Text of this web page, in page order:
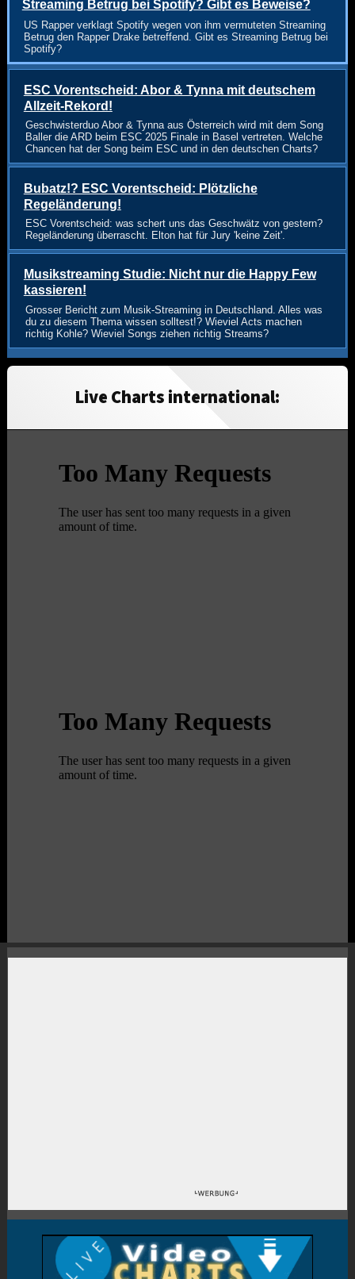
Streaming Betrug bei Spotify? Gibt es Beweise?
US Rapper verklagt Spotify wegen von ihm vermuteten Streaming
Betrug den Rapper Drake betreffend. Gibt es Streaming Betrug bei
Spotify?
ESC Vorentscheid: Abor & Tynna mit deutschem
Allzeit-Rekord!
Geschwisterduo Abor & Tynna aus Österreich wird mit dem Song
Baller die ARD beim ESC 2025 Finale in Basel vertreten. Welche
Chancen hat der Song beim ESC und in den deutschen Charts?
Bubatz!? ESC Vorentscheid: Plötzliche
Regeländerung!
ESC Vorentscheid: was schert uns das Geschwätz von gestern?
Regeländerung überrascht. Elton hat für Jury 'keine Zeit'.
Musikstreaming Studie: Nicht nur die Happy Few
kassieren!
Grosser Bericht zum Musik-Streaming in Deutschland. Alles was
du zu diesem Thema wissen solltest!? Wieviel Acts machen
richtig Kohle? Wieviel Songs ziehen richtig Streams?
Live Charts international: